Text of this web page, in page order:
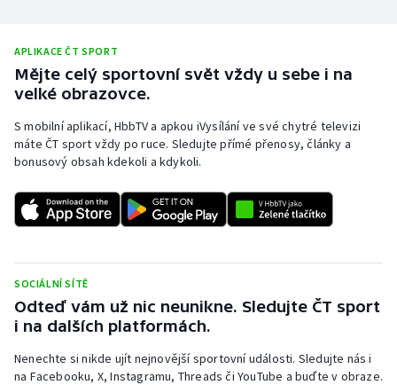
APLIKACE ČT SPORT
Mějte celý sportovní svět vždy u sebe i na
velké obrazovce.
S mobilní aplikací, HbbTV a apkou iVysílání ve své chytré televizi
máte ČT sport vždy po ruce. Sledujte přímé přenosy, články a
bonusový obsah kdekoli a kdykoli.
SOCIÁLNÍ SÍTĚ
Odteď vám už nic neunikne. Sledujte ČT sport
i na dalších platformách.
Nenechte si nikde ujít nejnovější sportovní události. Sledujte nás i
na Facebooku, X, Instagramu, Threads či YouTube a buďte v obraze.